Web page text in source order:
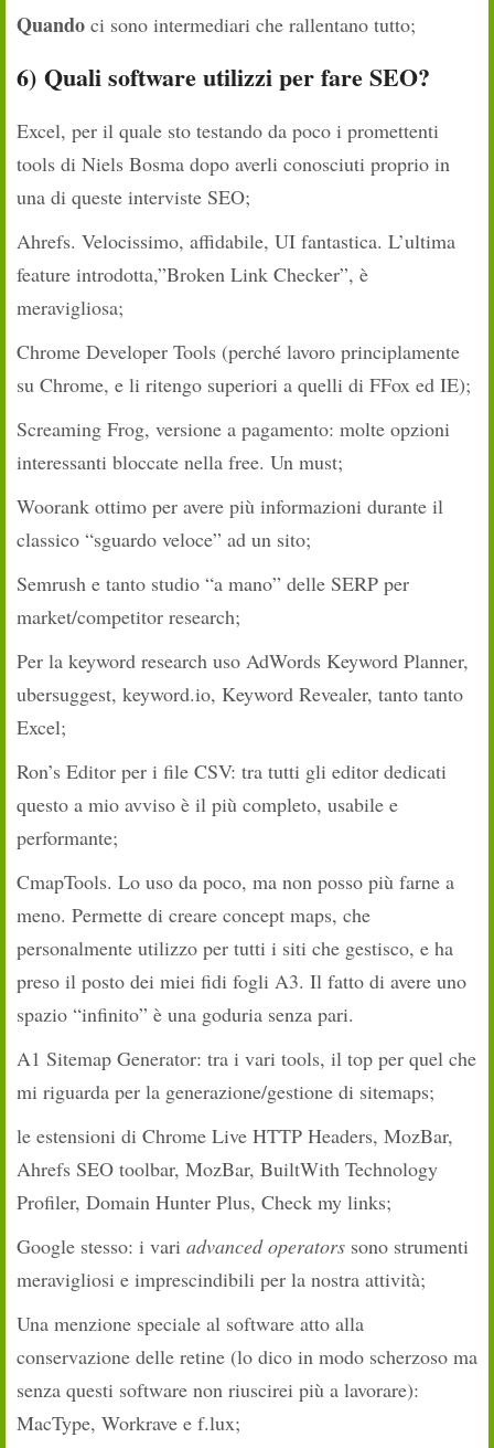
Quando ci sono intermediari che rallentano tutto;
6) Quali software utilizzi per fare SEO?
Excel, per il quale sto testando da poco i promettenti
tools di Niels Bosma dopo averli conosciuti proprio in
una di queste interviste SEO;
Ahrefs. Velocissimo, affidabile, UI fantastica. L’ultima
feature introdotta,”Broken Link Checker”, è
meravigliosa;
Chrome Developer Tools (perché lavoro principlamente
su Chrome, e li ritengo superiori a quelli di FFox ed IE);
Screaming Frog, versione a pagamento: molte opzioni
interessanti bloccate nella free. Un must;
Woorank ottimo per avere più informazioni durante il
classico “sguardo veloce” ad un sito;
Semrush e tanto studio “a mano” delle SERP per
market/competitor research;
Per la keyword research uso AdWords Keyword Planner,
ubersuggest, keyword.io, Keyword Revealer, tanto tanto
Excel;
Ron’s Editor per i file CSV: tra tutti gli editor dedicati
questo a mio avviso è il più completo, usabile e
performante;
CmapTools. Lo uso da poco, ma non posso più farne a
meno. Permette di creare concept maps, che
personalmente utilizzo per tutti i siti che gestisco, e ha
preso il posto dei miei fidi fogli A3. Il fatto di avere uno
spazio “infinito” è una goduria senza pari.
A1 Sitemap Generator: tra i vari tools, il top per quel che
mi riguarda per la generazione/gestione di sitemaps;
le estensioni di Chrome Live HTTP Headers, MozBar,
Ahrefs SEO toolbar, MozBar, BuiltWith Technology
Profiler, Domain Hunter Plus, Check my links;
Google stesso: i vari advanced operators sono strumenti
meravigliosi e imprescindibili per la nostra attività;
Una menzione speciale al software atto alla
conservazione delle retine (lo dico in modo scherzoso ma
senza questi software non riuscirei più a lavorare):
MacType, Workrave e f.lux;